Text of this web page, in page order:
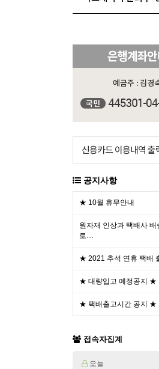
공지사항
★ 10월 휴무안내
원자재 인상과 택배사 배
로…
★ 2021 추석 연휴 택배
★ 대량입고 예정공지 ★
★ 택배출고시간 공지 ★
접속자집계
오늘